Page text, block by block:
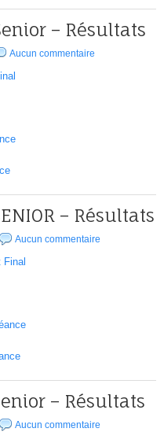
– Résultats
Aucun commentaire
– Résultats
Aucun commentaire
Final
– Résultats
Aucun commentaire